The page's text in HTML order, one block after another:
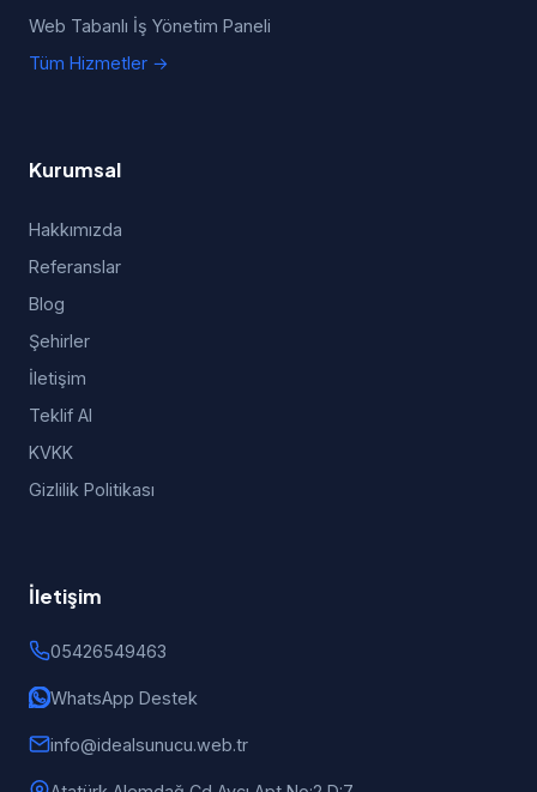
Web Tabanlı İş Yönetim Paneli
Tüm Hizmetler →
Kurumsal
Hakkımızda
Referanslar
Blog
Şehirler
İletişim
Teklif Al
KVKK
Gizlilik Politikası
İletişim
05426549463
WhatsApp Destek
info@idealsunucu.web.tr